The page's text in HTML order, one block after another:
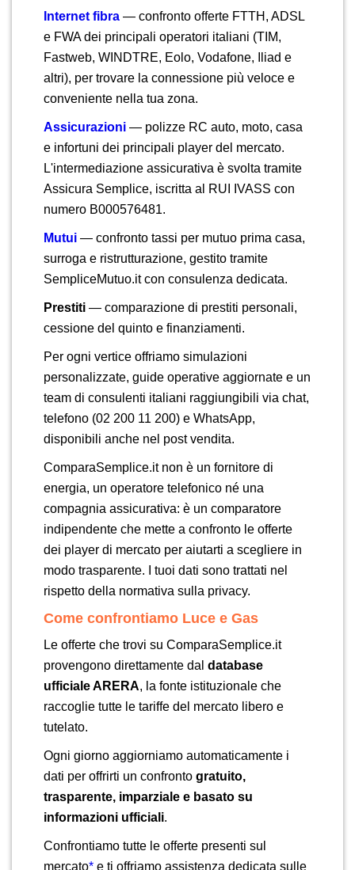
Internet fibra — confronto offerte FTTH, ADSL
e FWA dei principali operatori italiani (TIM,
Fastweb, WINDTRE, Eolo, Vodafone, Iliad e
altri), per trovare la connessione più veloce e
conveniente nella tua zona.
Assicurazioni — polizze RC auto, moto, casa
e infortuni dei principali player del mercato.
L'intermediazione assicurativa è svolta tramite
Assicura Semplice, iscritta al RUI IVASS con
numero B000576481.
Mutui — confronto tassi per mutuo prima casa,
surroga e ristrutturazione, gestito tramite
SempliceMutuo.it con consulenza dedicata.
Prestiti — comparazione di prestiti personali,
cessione del quinto e finanziamenti.
Per ogni vertice offriamo simulazioni
personalizzate, guide operative aggiornate e un
team di consulenti italiani raggiungibili via chat,
telefono (02 200 11 200) e WhatsApp,
disponibili anche nel post vendita.
ComparaSemplice.it non è un fornitore di
energia, un operatore telefonico né una
compagnia assicurativa: è un comparatore
indipendente che mette a confronto le offerte
dei player di mercato per aiutarti a scegliere in
modo trasparente. I tuoi dati sono trattati nel
rispetto della normativa sulla privacy.
Come confrontiamo Luce e Gas
Le offerte che trovi su ComparaSemplice.it
provengono direttamente dal database
ufficiale ARERA, la fonte istituzionale che
raccoglie tutte le tariffe del mercato libero e
tutelato.
Ogni giorno aggiorniamo automaticamente i
dati per offrirti un confronto gratuito,
trasparente, imparziale e basato su
informazioni ufficiali.
Confrontiamo tutte le offerte presenti sul
mercato* e ti offriamo assistenza dedicata sulle